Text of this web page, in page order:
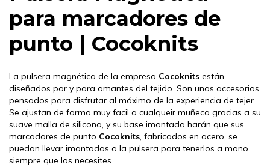
para marcadores de
punto | Cocoknits
La pulsera magnética de la empresa Cocoknits están
diseñados por y para amantes del tejido. Son unos accesorios
pensados para disfrutar al máximo de la experiencia de tejer.
Se ajustan de forma muy facil a cualqueir muñeca gracias a su
suave malla de silicona, y su base imantada harán que sus
marcadores de punto Cocoknits, fabricados en acero, se
puedan llevar imantados a la pulsera para tenerlos a mano
siempre que los necesites.